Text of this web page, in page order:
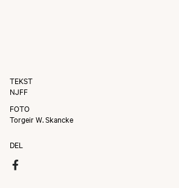
TEKST
NJFF
FOTO
Torgeir W. Skancke
DEL